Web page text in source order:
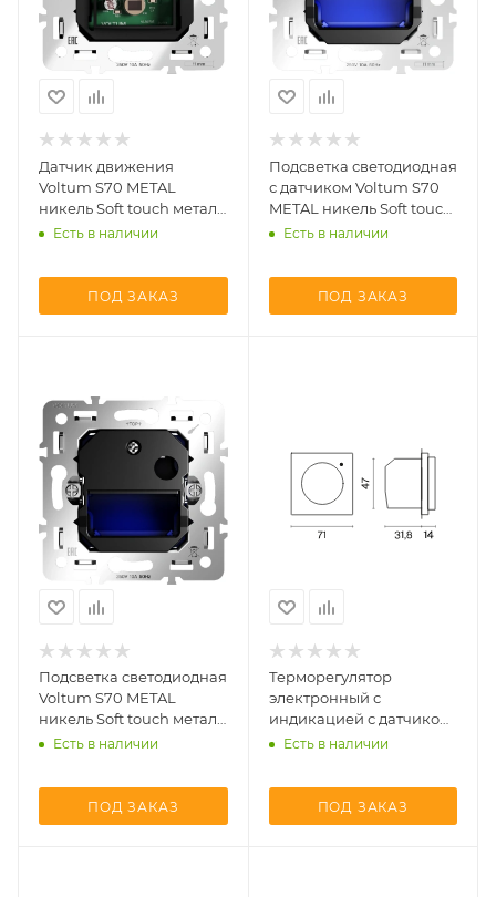
Датчик движения
Voltum S70 METAL
никель Soft touch металл
(VLS0705M + VLSM002211)
Есть в наличии
ПОД ЗАКАЗ
Подсветка светодиодная
с датчиком Voltum S70
METAL никель Soft touch
металл (VLS0707M +
Есть в наличии
ПОД ЗАКАЗ
Подсветка светодиодная
Voltum S70 METAL
никель Soft touch металл
(VLS0706M +
Есть в наличии
ПОД ЗАКАЗ
Терморегулятор
электронный с
индикацией с датчиком
для теплого пола Voltum
(VLSM070111)
Есть в наличии
ПОД ЗАКАЗ